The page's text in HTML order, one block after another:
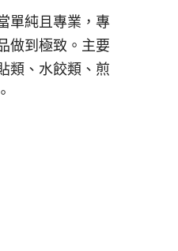
單純且專業，專
做到極致。主要
類、水餃類、煎